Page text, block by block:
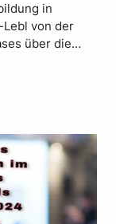
in
Lebl von der
über die…